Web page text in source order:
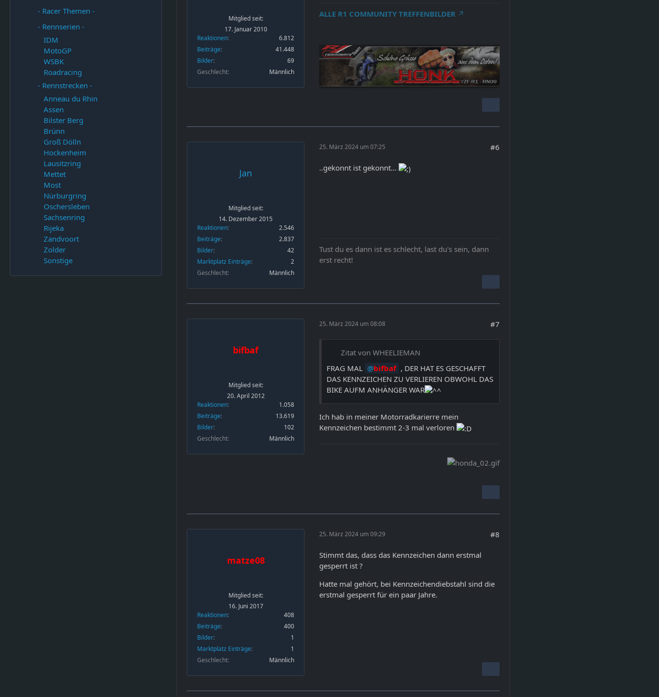
- Racer Themen -
- Rennserien -
IDM
MotoGP
WSBK
Roadracing
- Rennstrecken -
Anneau du Rhin
Assen
Bilster Berg
Brünn
Groß Dölln
Hockenheim
Lausitzring
Mettet
Most
Nürburgring
Oschersleben
Sachsenring
Rijeka
Zandvoort
Zolder
Sonstige
Mitglied seit:
17. Januar 2010
Reaktionen
6.812
Beiträge
41.448
Bilder
69
Geschlecht
Männlich
ALLE R1 COMMUNITY TREFFENBILDER
Jan
Mitglied seit:
14. Dezember 2015
Reaktionen
2.546
Beiträge
2.837
Bilder
42
Marktplatz Einträge
2
Geschlecht
Männlich
25. März 2024 um 07:25 #6
..gekonnt ist gekonnt...
Tust du es dann ist es schlecht, last du's sein, dann
erst recht!
bifbaf
Mitglied seit:
20. April 2012
Reaktionen
1.058
Beiträge
13.619
Bilder
102
Geschlecht
Männlich
25. März 2024 um 08:08 #7
Zitat von WHEELIEMAN
FRAG MAL
bifbaf , DER HAT ES GESCHAFFT
DAS KENNZEICHEN ZU VERLIEREN OBWOHL DAS
BIKE AUFM ANHÄNGER WAR
Ich hab in meiner Motorradkarierre mein
Kennzeichen bestimmt 2-3 mal verloren
matze08
Mitglied seit:
16. Juni 2017
Reaktionen
408
Beiträge
400
Bilder
1
Marktplatz Einträge
1
Geschlecht
Männlich
25. März 2024 um 09:29 #8
Stimmt das, dass das Kennzeichen dann erstmal
gesperrt ist ?
Hatte mal gehört, bei Kennzeichendiebstahl sind die
erstmal gesperrt für ein paar Jahre.